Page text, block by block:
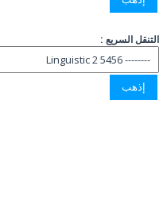
التنقل السريع :